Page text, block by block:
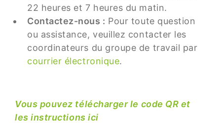
22 heures et 7 heures du matin.
Contactez-nous : Pour toute question
ou assistance, veuillez contacter les
coordinateurs du groupe de travail par
courrier électronique.
Vous pouvez télécharger le code QR et
les instructions ici